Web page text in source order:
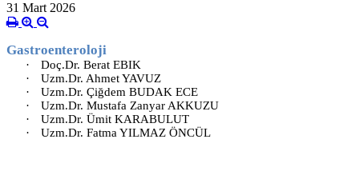
31 Mart 2026
Gastroenteroloji
·
Doç.Dr. Berat EBIK
·
Uzm.Dr. Ahmet YAVUZ
·
Uzm.Dr. Çiğdem BUDAK ECE
·
Uzm.Dr. Mustafa Zanyar AKKUZU
·
Uzm.Dr. Ümit KARABULUT
·
Uzm.Dr. Fatma YILMAZ ÖNCÜL